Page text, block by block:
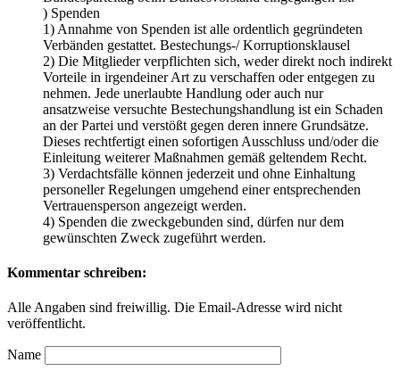
) Spenden
1) Annahme von Spenden ist alle ordentlich gegründeten
Verbänden gestattet. Bestechungs-/ Korruptionsklausel
2) Die Mitglieder verpflichten sich, weder direkt noch indirekt
Vorteile in irgendeiner Art zu verschaffen oder entgegen zu
nehmen. Jede unerlaubte Handlung oder auch nur
ansatzweise versuchte Bestechungshandlung ist ein Schaden
an der Partei und verstößt gegen deren innere Grundsätze.
Dieses rechtfertigt einen sofortigen Ausschluss und/oder die
Einleitung weiterer Maßnahmen gemäß geltendem Recht.
3) Verdachtsfälle können jederzeit und ohne Einhaltung
personeller Regelungen umgehend einer entsprechenden
Vertrauensperson angezeigt werden.
4) Spenden die zweckgebunden sind, dürfen nur dem
gewünschten Zweck zugeführt werden.
Kommentar schreiben:
Alle Angaben sind freiwillig. Die Email-Adresse wird nicht
veröffentlicht.
Name